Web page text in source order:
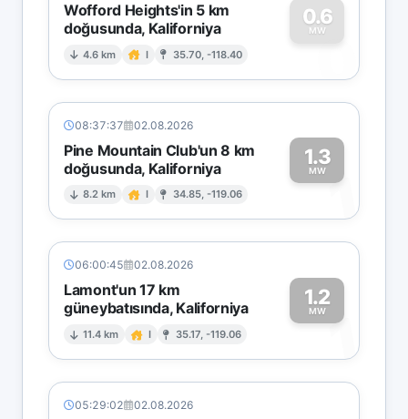
Wofford Heights'in 5 km
doğusunda, Kaliforniya
4.6 km I 35.70, -118.40
0.6
MW
0
08:37:37 02.08.2026
Pine Mountain Club'un 8 km
doğusunda, Kaliforniya
8.2 km I 34.85, -119.06
1.3
MW1
06:00:45 02.08.2026
Lamont'un 17 km
güneybatısında, Kaliforniya
11.4 km I 35.17, -119.06
1.2
MW1
05:29:02 02.08.2026